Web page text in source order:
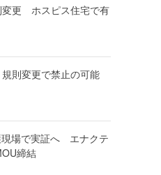
変更 ホスピス住宅で有
則変更で禁止の可能
現場で実証へ エナクテ
締結